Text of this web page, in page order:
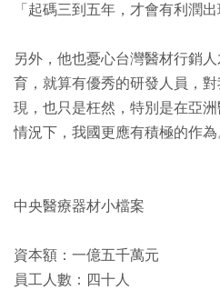
「起碼三到五年，才會有利潤出
另外，他也憂心台灣醫材行銷
育，就算有優秀的研發人員，
現，也只是枉然，特別是在亞
情況下，我國更應有積極的作為
中央醫療器材小檔案
資本額：一億五千萬元
員工人數：四十人